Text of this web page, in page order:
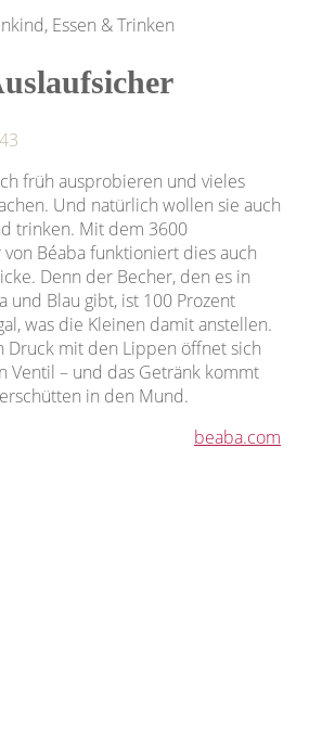
Essen & Trinken
früh ausprobieren und vieles
Und natürlich wollen sie auch
trinken. Mit dem 3600
Béaba funktioniert dies auch
Denn der Becher, den es in
und Blau gibt, ist 100 Prozent
was die Kleinen damit anstellen.
Druck mit den Lippen öffnet sich
Ventil – und das Getränk kommt
in den Mund.
beaba.com